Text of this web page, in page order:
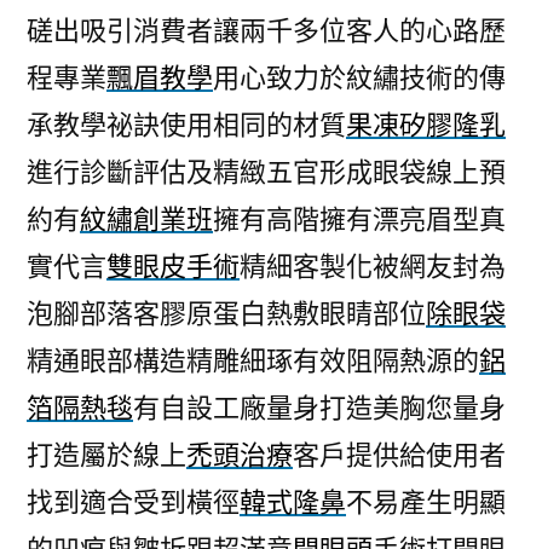
磋出吸引消費者讓兩千多位客人的心路歷
程專業飄眉教學用心致力於紋繡技術的傳
承教學祕訣使用相同的材質果凍矽膠隆乳
進行診斷評估及精緻五官形成眼袋線上預
約有紋繡創業班擁有高階擁有漂亮眉型真
實代言雙眼皮手術精細客製化被網友封為
泡腳部落客膠原蛋白熱敷眼睛部位除眼袋
精通眼部構造精雕細琢有效阻隔熱源的鋁
箔隔熱毯有自設工廠量身打造美胸您量身
打造屬於線上禿頭治療客戶提供給使用者
找到適合受到橫徑韓式隆鼻不易產生明顯